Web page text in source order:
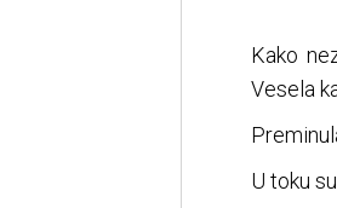
Kako
Vesela
U toku